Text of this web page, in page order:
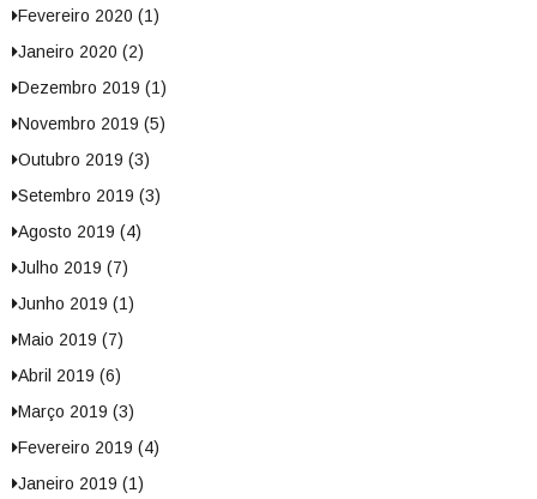
Fevereiro 2020 (1)
Janeiro 2020 (2)
Dezembro 2019 (1)
Novembro 2019 (5)
Outubro 2019 (3)
Setembro 2019 (3)
Agosto 2019 (4)
Julho 2019 (7)
Junho 2019 (1)
Maio 2019 (7)
Abril 2019 (6)
Março 2019 (3)
Fevereiro 2019 (4)
Janeiro 2019 (1)